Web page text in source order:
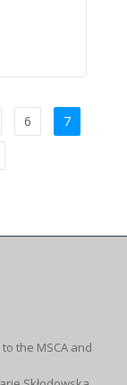
6
7
the MSCA and